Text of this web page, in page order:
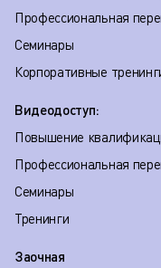
Профессиональная
Семинары
Корпоративные
Видеодоступ:
Повышение
Профессиональная
Семинары
Тренинги
Заочная